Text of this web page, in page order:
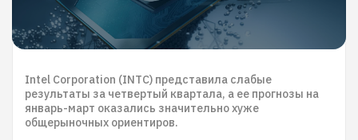
Intel Corporation (INTC) представила слабые
результаты за четвертый квартала, а ее прогнозы на
январь-март оказались значительно хуже
общерыночных ориентиров.